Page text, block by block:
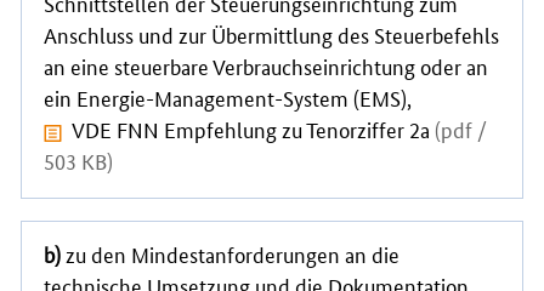
Anschluss und zur Übermittlung des Steuerbefehls
an eine steuerbare Verbrauchseinrichtung oder an
ein Energie-Management-System (EMS),
VDE FNN Empfehlung zu Tenorziffer 2a (pdf /
503 KB)
b) zu den Mindestanforderungen an die
technische Umsetzung und die Dokumentation